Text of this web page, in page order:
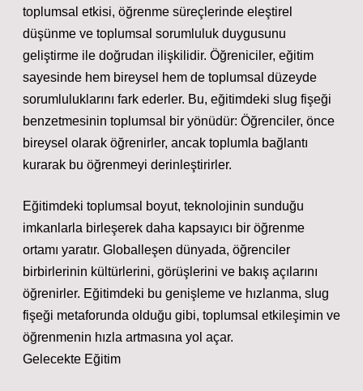
toplumsal etkisi, öğrenme süreçlerinde eleştirel
düşünme ve toplumsal sorumluluk duygusunu
geliştirme ile doğrudan ilişkilidir. Öğreniciler, eğitim
sayesinde hem bireysel hem de toplumsal düzeyde
sorumluluklarını fark ederler. Bu, eğitimdeki slug fişeği
benzetmesinin toplumsal bir yönüdür: Öğrenciler, önce
bireysel olarak öğrenirler, ancak toplumla bağlantı
kurarak bu öğrenmeyi derinleştirirler.
Eğitimdeki toplumsal boyut, teknolojinin sunduğu
imkanlarla birleşerek daha kapsayıcı bir öğrenme
ortamı yaratır. Globalleşen dünyada, öğrenciler
birbirlerinin kültürlerini, görüşlerini ve bakış açılarını
öğrenirler. Eğitimdeki bu genişleme ve hızlanma, slug
fişeği metaforunda olduğu gibi, toplumsal etkileşimin ve
öğrenmenin hızla artmasına yol açar.
Gelecekte Eğitim